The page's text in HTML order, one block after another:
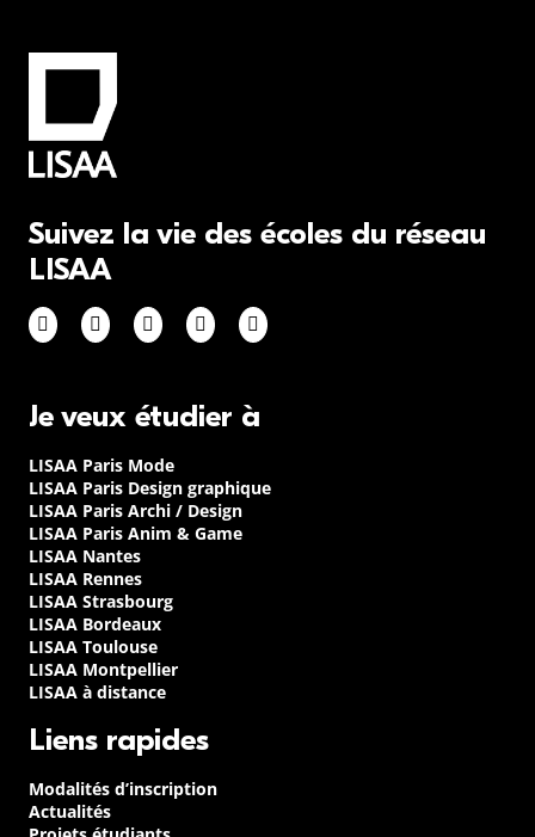
Suivez la vie des écoles du réseau
LISAA
Je veux étudier à
LISAA Paris Mode
LISAA Paris Design graphique
LISAA Paris Archi / Design
LISAA Paris Anim & Game
LISAA Nantes
LISAA Rennes
LISAA Strasbourg
LISAA Bordeaux
LISAA Toulouse
LISAA Montpellier
LISAA à distance
Liens rapides
Modalités d’inscription
Actualités